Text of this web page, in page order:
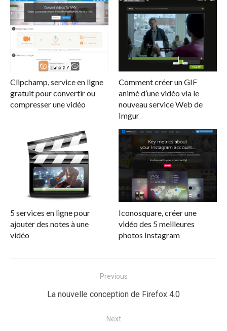
Clipchamp, service en ligne
gratuit pour convertir ou
compresser une vidéo
Comment créer un GIF
animé d’une vidéo via le
nouveau service Web de
Imgur
5 services en ligne pour
ajouter des notes à une
vidéo
Iconosquare, créer une
vidéo des 5 meilleures
photos Instagram
Previous
Previous
La nouvelle conception de Firefox 4.0
Next